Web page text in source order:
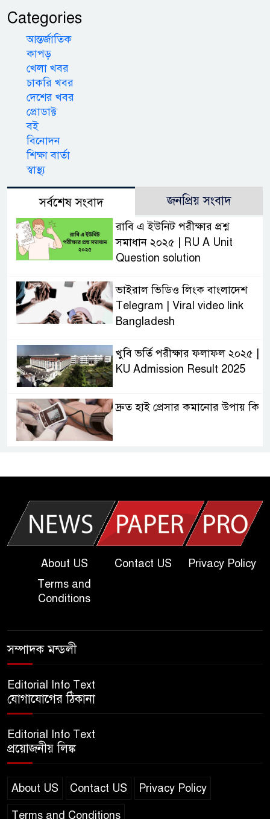
Categories
আন্তর্জাতিক
কাপড়
খেলা খবর
চাকরি খবর
দেশের খবর
প্রোডাক্ট
বই
বিনোদন
শিক্ষা বার্তা
স্বাস্থ্য
সর্বশেষ সংবাদ জনপ্রিয় সংবাদ
রাবি এ ইউনিট পরীক্ষার প্রশ্ন
সমাধান ২০২৫ | RU A Unit
Question solution
ভাইরাল ভিডিও লিংক বাংলাদেশ
Telegram | Viral video link
Bangladesh
খুবি ভর্তি পরীক্ষার ফলাফল ২০২৫ |
KU Admission Result 2025
দ্রুত হাই প্রেসার কমানোর উপায় কি
| Today Dakhil Exam
খুবি সি ইউনিট ভর্তি পরীক্ষার প্রশ্ন
২০২৫ | KU C Unit Admission
Question
Jannat Toha Video viral
About US Contact US
Privacy Policy
Terms and
Conditions
সম্পাদক মন্ডলী
Editorial Info Text
যোগাযোগের ঠিকানা
Editorial Info Text
প্রয়োজনীয় লিঙ্ক
About US Contact US Privacy Policy
Terms and Conditions